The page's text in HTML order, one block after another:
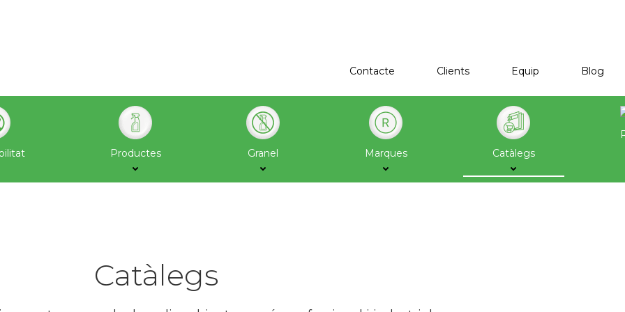
Contacte Clients Equip Blog
Productes Granel Marques Catàlegs
Catàlegs